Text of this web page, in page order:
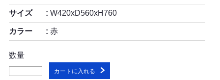
サイズ W420xD560xH760
カラー 赤
数量
カートに入れる